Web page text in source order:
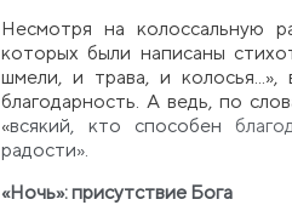
Несмотря на колоссальную
которых были написаны
шмели, и трава, и
благодарность. А ведь, по
«всякий, кто способен
радости».
«Ночь»: присутствие Бога